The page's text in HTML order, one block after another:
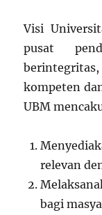
Visi
pusat
berintegritas,
kompeten
UBM
relevan
bagi